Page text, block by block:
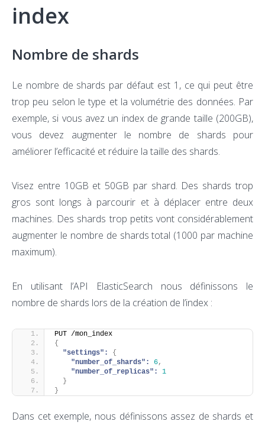
index
Nombre de shards
Le nombre de shards par défaut est 1, ce qui peut être
trop peu selon le type et la volumétrie des données. Par
exemple, si vous avez un index de grande taille (200GB),
vous devez augmenter le nombre de shards pour
améliorer l’efficacité et réduire la taille des shards.
Visez entre 10GB et 50GB par shard. Des shards trop
gros sont longs à parcourir et à déplacer entre deux
machines. Des shards trop petits vont considérablement
augmenter le nombre de shards total (1000 par machine
maximum).
En utilisant l’API ElasticSearch nous définissons le
nombre de shards lors de la création de l’index :
PUT /mon_index
{
"settings":
{
"number_of_shards":
6,
"number_of_replicas":
1
}
}
Dans cet exemple, nous définissons assez de shards et